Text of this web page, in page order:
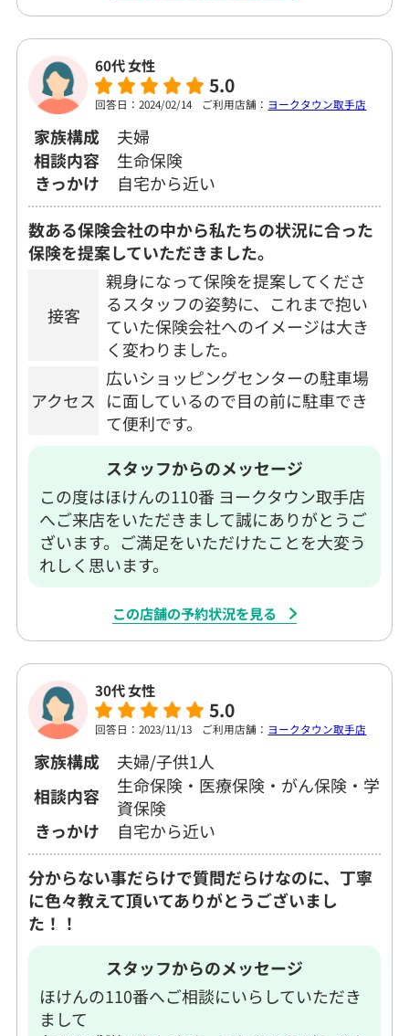
60代 女性
5.0
回答日：2024/02/14 ご利用店舗： ヨークタウン取手店
家族構成
夫婦
相談内容
生命保険
きっかけ
自宅から近い
数ある保険会社の中から私たちの状況に合った
保険を提案していただきました。
接客
親身になって保険を提案してくださ
るスタッフの姿勢に、これまで抱い
ていた保険会社へのイメージは大き
く変わりました。
アクセス
広いショッピングセンターの駐車場
に面しているので目の前に駐車でき
て便利です。
スタッフからのメッセージ
この度はほけんの110番 ヨークタウン取手店
へご来店をいただきまして誠にありがとうご
ざいます。ご満足をいただけたことを大変う
れしく思います。
この店舗の予約状況を見る
30代 女性
5.0
回答日：2023/11/13 ご利用店舗： ヨークタウン取手店
家族構成
夫婦/子供1人
相談内容
生命保険・医療保険・がん保険・学
資保険
きっかけ
自宅から近い
分からない事だらけで質問だらけなのに、丁寧
に色々教えて頂いてありがとうございまし
た！！
スタッフからのメッセージ
ほけんの110番へご相談にいらしていただき
まして